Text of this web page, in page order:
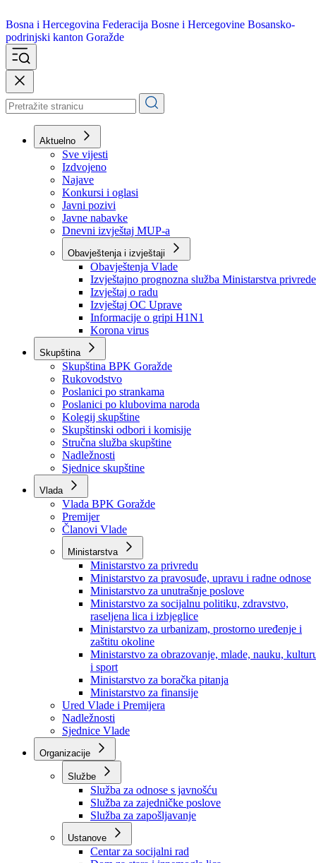
Bosna i Hercegovina
podrinjski kanton Goražde
Aktuelno
Sve vijesti
Izdvojeno
Najave
Konkursi i oglasi
Javni pozivi
Javne nabavke
Dnevni izvještaj MUP-a
Obavještenja i izvještaji
Obavještenja Vlade
Izvještajno prognozna služba Ministarstva privrede
Izvještaj o radu
Izvještaj OC Uprave
Informacije o gripi H1N1
Korona virus
Skupština
Skupština BPK Goražde
Rukovodstvo
Poslanici po strankama
Poslanici po klubovima naroda
Kolegij skupštine
Skupštinski odbori i komisije
Stručna služba skupštine
Nadležnosti
Sjednice skupštine
Vlada
Vlada BPK Goražde
Premijer
Članovi Vlade
Ministarstva
Ministarstvo za privredu
Ministarstvo za pravosuđe, upravu i radne odnose
Ministarstvo za unutrašnje poslove
Ministarstvo za socijalnu politiku, zdravstvo,
raseljena lica i izbjeglice
Ministarstvo za urbanizam, prostorno uređenje i
zaštitu okoline
Ministarstvo za obrazovanje, mlade, nauku,
i sport
Ministarstvo za boračka pitanja
Ministarstvo za finansije
Ured Vlade i Premijera
Nadležnosti
Sjednice Vlade
Organizacije
Službe
Služba za odnose s javnošću
Služba za zajedničke poslove
Služba za zapošljavanje